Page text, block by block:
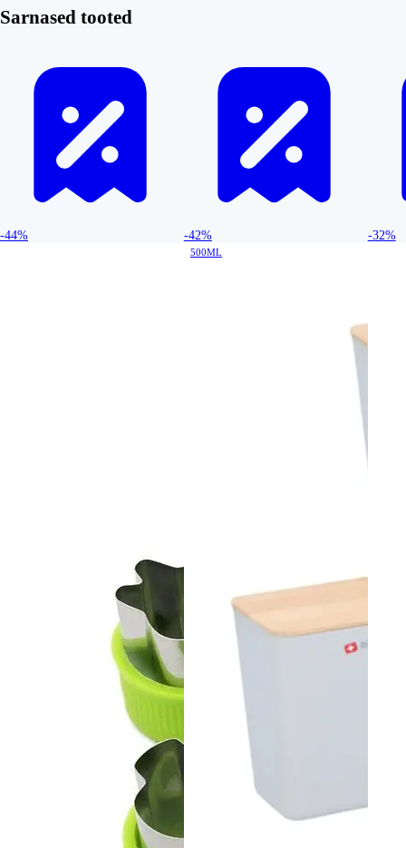
Sarnased tooted
-44% -42%
500ML
-32%